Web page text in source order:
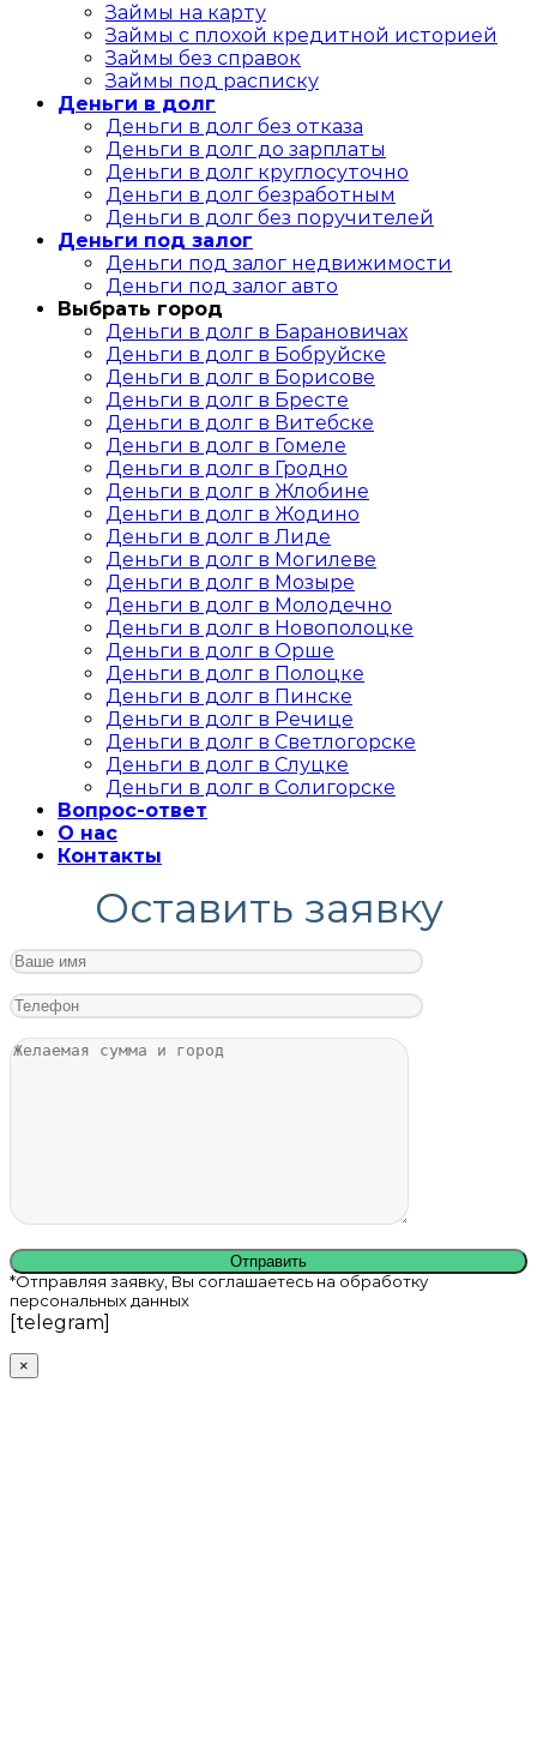
Займы на карту
Займы с плохой кредитной историей
Займы без справок
Займы под расписку
Деньги в долг
Деньги в долг без отказа
Деньги в долг до зарплаты
Деньги в долг круглосуточно
Деньги в долг безработным
Деньги в долг без поручителей
Деньги под залог
Деньги под залог недвижимости
Деньги под залог авто
Выбрать город
Деньги в долг в Барановичах
Деньги в долг в Бобруйске
Деньги в долг в Борисове
Деньги в долг в Бресте
Деньги в долг в Витебске
Деньги в долг в Гомеле
Деньги в долг в Гродно
Деньги в долг в Жлобине
Деньги в долг в Жодино
Деньги в долг в Лиде
Деньги в долг в Могилеве
Деньги в долг в Мозыре
Деньги в долг в Молодечно
Деньги в долг в Новополоцке
Деньги в долг в Орше
Деньги в долг в Полоцке
Деньги в долг в Пинске
Деньги в долг в Речице
Деньги в долг в Светлогорске
Деньги в долг в Слуцке
Деньги в долг в Солигорске
Вопрос-ответ
О нас
Контакты
Оставить заявку
*Отправляя заявку, Вы соглашаетесь на обработку
персональных данных
[telegram]
×